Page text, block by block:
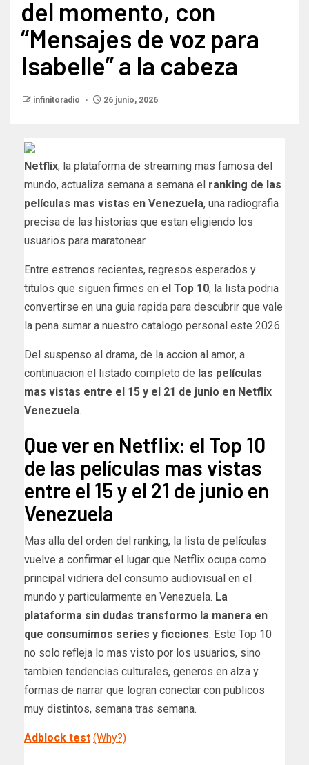
del momento, con
“Mensajes de voz para
Isabelle” a la cabeza
infinitoradio 26 junio, 2026
Netflix, la plataforma de streaming mas famosa del
mundo, actualiza semana a semana el ranking de las
películas mas vistas en Venezuela, una radiografia
precisa de las historias que estan eligiendo los
usuarios para maratonear.
Entre estrenos recientes, regresos esperados y
titulos que siguen firmes en el Top 10, la lista podria
convertirse en una guia rapida para descubrir que vale
la pena sumar a nuestro catalogo personal este 2026.
Del suspenso al drama, de la accion al amor, a
continuacion el listado completo de las películas
mas vistas entre el 15 y el 21 de junio en Netflix
Venezuela.
Que ver en Netflix: el Top 10
de las películas mas vistas
entre el 15 y el 21 de junio en
Venezuela
Mas alla del orden del ranking, la lista de películas
vuelve a confirmar el lugar que Netflix ocupa como
principal vidriera del consumo audiovisual en el
mundo y particularmente en Venezuela. La
plataforma sin dudas transformo la manera en
que consumimos series y ficciones. Este Top 10
no solo refleja lo mas visto por los usuarios, sino
tambien tendencias culturales, generos en alza y
formas de narrar que logran conectar con publicos
muy distintos, semana tras semana.
Adblock test (Why?)